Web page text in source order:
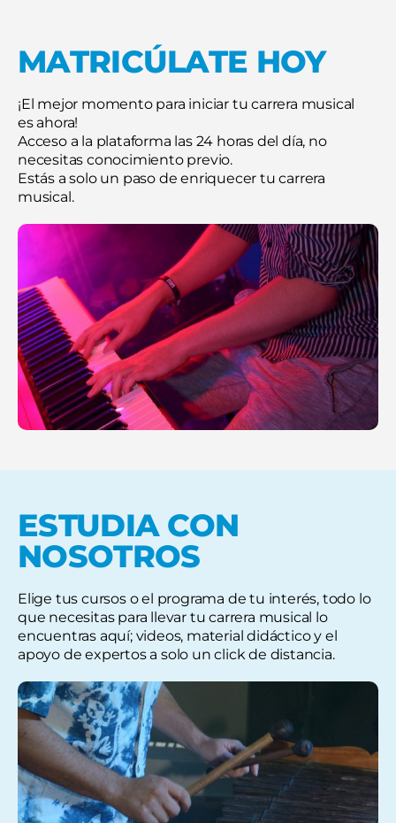
MATRICÚLATE HOY
¡El mejor momento para iniciar tu carrera musical
es ahora!
Acceso a la plataforma las 24 horas del día, no
necesitas conocimiento previo.
Estás a solo un paso de enriquecer tu carrera
musical.
ESTUDIA CON
NOSOTROS
Elige tus cursos o el programa de tu interés, todo lo
que necesitas para llevar tu carrera musical lo
encuentras aquí; videos, material didáctico y el
apoyo de expertos a solo un click de distancia.